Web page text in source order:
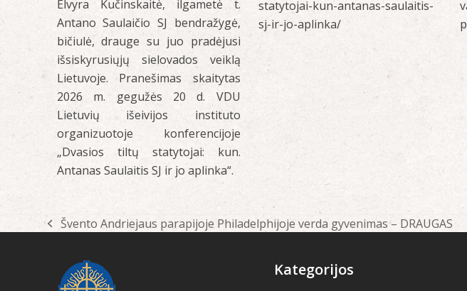
Elvyra Kučinskaitė, ilgametė t.
Antano Saulaičio SJ bendražygė,
bičiulė, drauge su juo pradėjusi
išsiskyrusiųjų sielovados veiklą
Lietuvoje. Pranešimas skaitytas
2026 m. gegužės 20 d. VDU
Lietuvių išeivijos instituto
organizuotoje konferencijoje
„Dvasios tiltų statytojai: kun.
Antanas Saulaitis SJ ir jo aplinka“.
statytojai-kun-antanas-saulaitis-
sj-ir-jo-aplinka/
previous
Švento Andriejaus parapijoje Philadelphijoje verda gyvenimas – DRAUGAS
Kategorijos